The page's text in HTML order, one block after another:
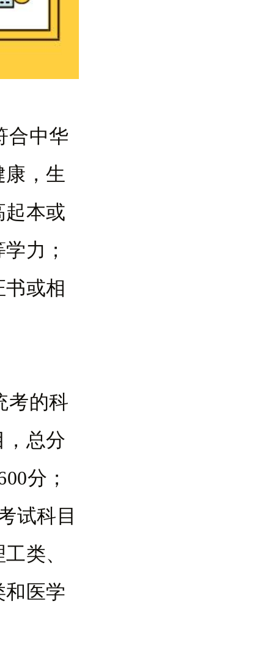
合中华
，生
本或
力；
或相
考的科
总分
分；
试科目
类、
医学